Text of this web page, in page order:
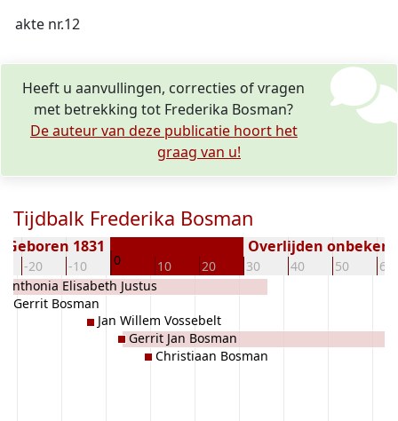
akte nr.12
Heeft u aanvullingen, correcties of vragen
met betrekking tot Frederika Bosman?
De auteur van deze publicatie hoort het
graag van u!
Tijdbalk Frederika Bosman
-20 -10 0 10 20 30 40 50 60
Geboren 1831 Overlijden
Anthonia Elisabeth Justus
Gerrit Bosman
Jan Willem Vossebelt
Gerrit Jan Bosman
Christiaan Bosman